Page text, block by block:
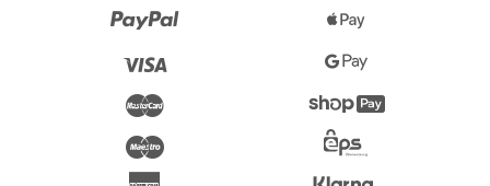
Maestro
Pay
Google
Pay
Überweisung